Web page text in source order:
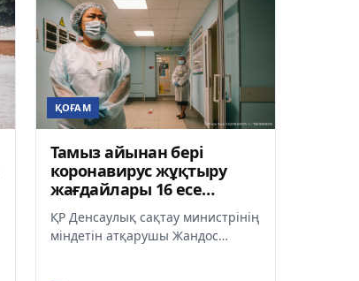
ҚОҒАМ
Тамыз айынан бері
коронавирус жұқтыру
жағдайлары 16 есе
ҚР Денсаулық сақтау министрінің
міндетін атқарушы Жандос